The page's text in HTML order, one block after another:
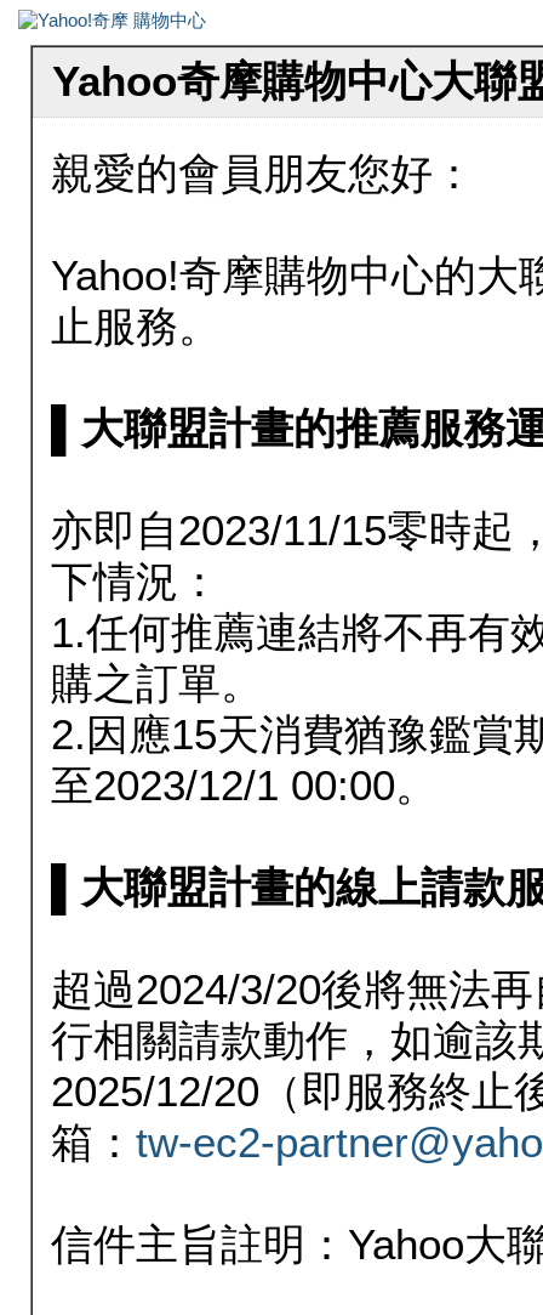
Yahoo奇摩購物中心大聯
親愛的會員朋友您好：
Yahoo!奇摩購物中心的大
止服務。
▌大聯盟計畫的推薦服務
亦即自2023/11/15零時起
下情況：
1.任何推薦連結將不再有
購之訂單。
2.因應15天消費猶豫鑑賞
至2023/12/1 00:00。
▌大聯盟計畫的線上請款
超過2024/3/20後將無法
行相關請款動作，如逾該
2025/12/20（即服務終止
箱： tw-ec2-
信件主旨註明：Yahoo大